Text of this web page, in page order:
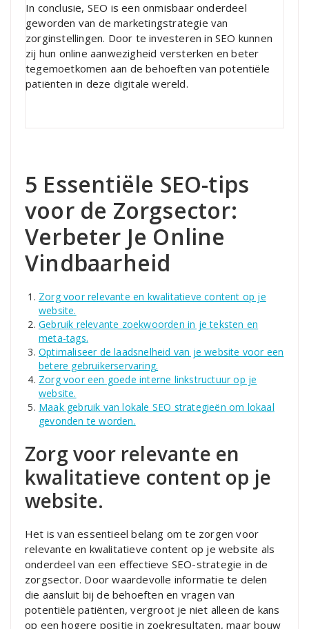
In conclusie, SEO is een onmisbaar onderdeel
geworden van de marketingstrategie van
zorginstellingen. Door te investeren in SEO kunnen
zij hun online aanwezigheid versterken en beter
tegemoetkomen aan de behoeften van potentiële
patiënten in deze digitale wereld.
5 Essentiële SEO-tips
voor de Zorgsector:
Verbeter Je Online
Vindbaarheid
Zorg voor relevante en kwalitatieve content op je
website.
Gebruik relevante zoekwoorden in je teksten en
meta-tags.
Optimaliseer de laadsnelheid van je website voor een
betere gebruikerservaring.
Zorg voor een goede interne linkstructuur op je
website.
Maak gebruik van lokale SEO strategieën om lokaal
gevonden te worden.
Zorg voor relevante en
kwalitatieve content op je
website.
Het is van essentieel belang om te zorgen voor
relevante en kwalitatieve content op je website als
onderdeel van een effectieve SEO-strategie in de
zorgsector. Door waardevolle informatie te delen
die aansluit bij de behoeften en vragen van
potentiële patiënten, vergroot je niet alleen de kans
op een hogere positie in zoekresultaten, maar bouw